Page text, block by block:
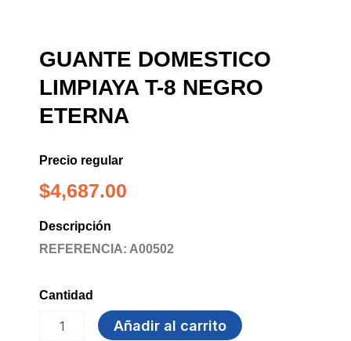
GUANTE DOMESTICO
LIMPIAYA T-8 NEGRO
ETERNA
Precio regular
$4,687.00
Descripción
REFERENCIA: A00502
Cantidad
DOMESTICO
Añadir al carrito